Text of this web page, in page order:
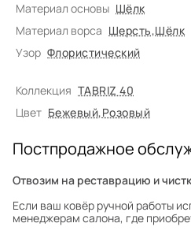
Материал основы Шёлк
Материал ворса Шерсть,Шёлк
Узор Флористический
Коллекция TABRIZ 40
Цвет Бежевый,Розовый
Постпродажное
Отвозим на реставрацию и
Если ваш ковёр ручной работы
менеджерам салона, где